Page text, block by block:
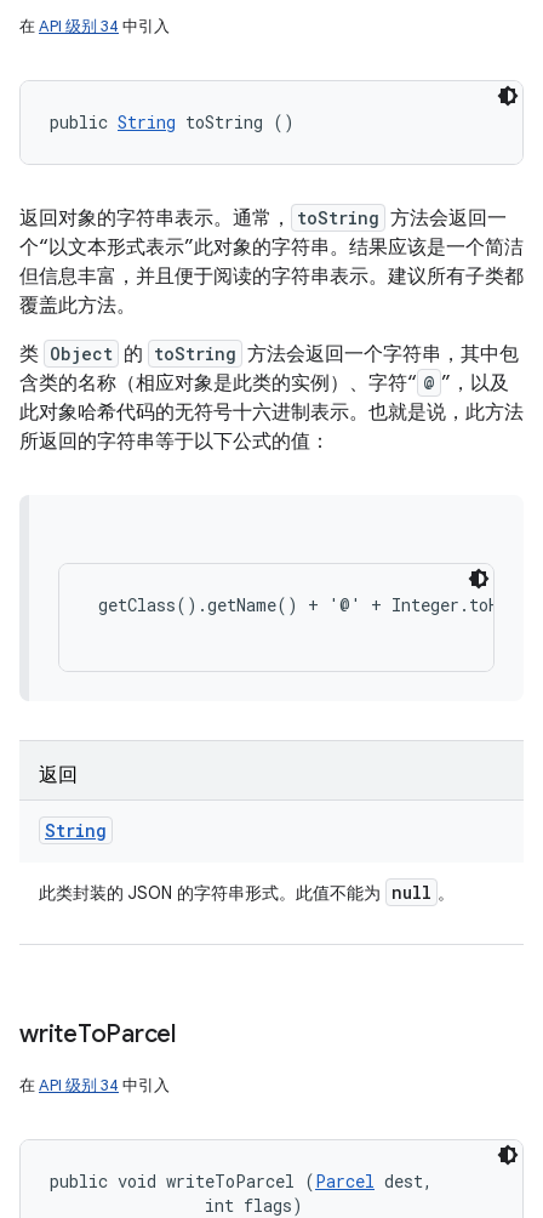
在API 级别 34 中引入
public String toString ()
返回对象的字符串表示。通常， toString 方法会返回一
个“以文本形式表示”此对象的字符串。结果应该是一个简洁
但信息丰富，并且便于阅读的字符串表示。建议所有子类都
覆盖此方法。
类 Object 的 toString 方法会返回一个字符串，其中包
含类的名称（相应对象是此类的实例）、字符“ @ ”，以及
此对象哈希代码的无符号十六进制表示。也就是说，此方法
所返回的字符串等于以下公式的值：
getClass().getName() + '@' +
返回
String
此类封装的 JSON 的字符串形式。此值不能为 null 。
writeToParcel
在API 级别 34 中引入
public void writeToParcel (Parcel dest,
                int flags)